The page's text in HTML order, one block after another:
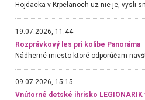
19.07.2026, 11:44
Rozprávkový les pri kolibe Panoráma
09.07.2026, 15:15
Vnútorné detské ihrisko LEGIONARIK